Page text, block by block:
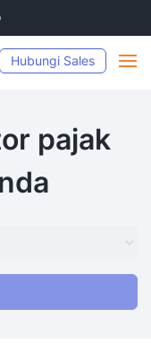
Hubungi Sales
pajak